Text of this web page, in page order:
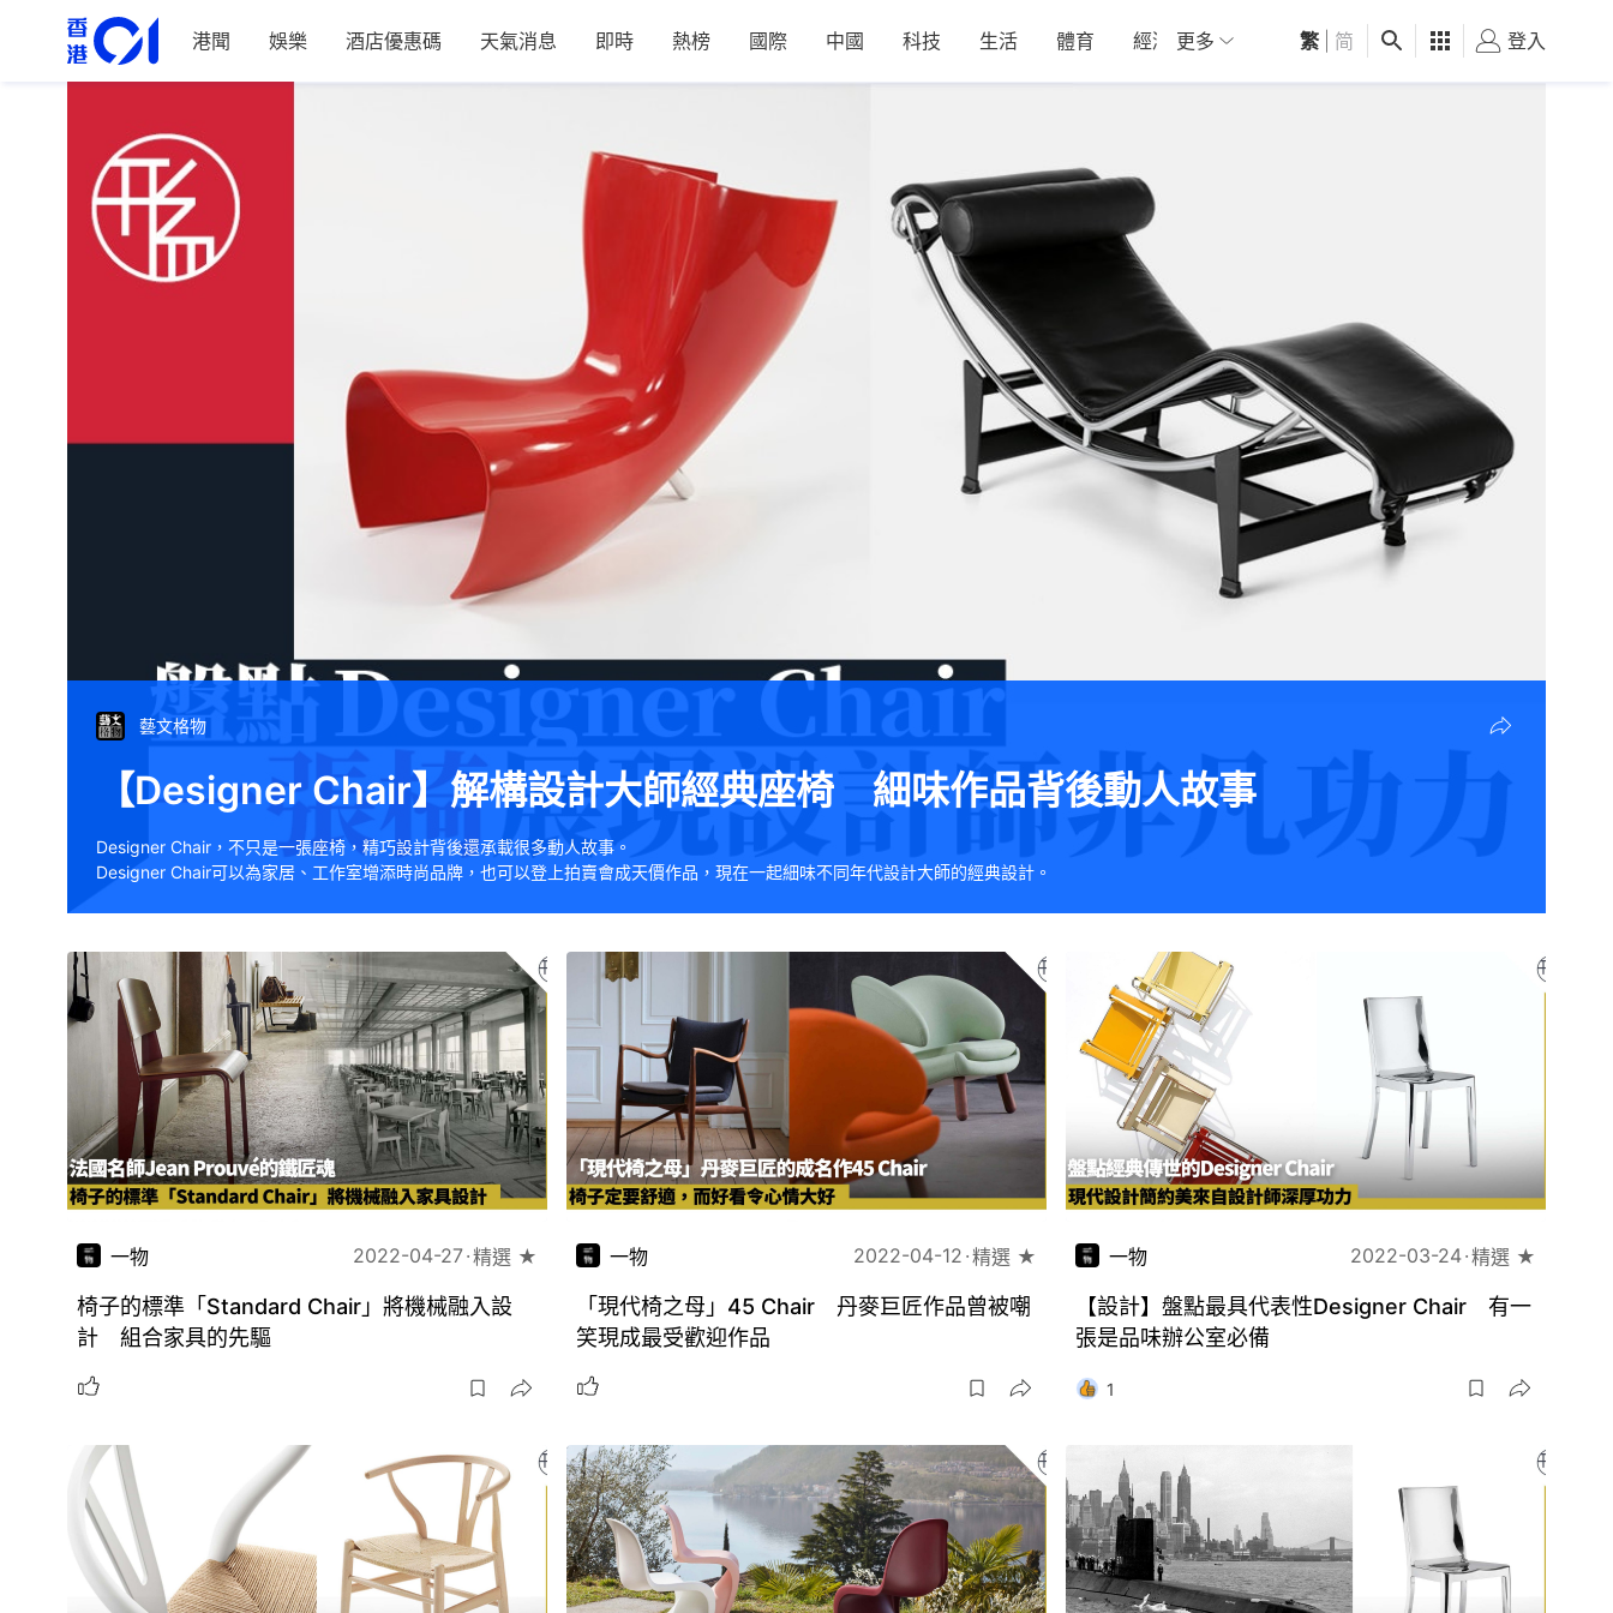
港聞 娛樂 酒店優惠碼 天氣消息 即時 熱榜 國際 中國 科技 生活 體育 經濟 01深圳 觀點 健康 好食玩飛
更多 繁 简 登入
藝文格物
【Designer Chair】解構設計大師經典座椅 細味作品背後動人故事
Designer Chair，不只是一張座椅，精巧設計背後還承載很多動人故事。
Designer Chair可以為家居、工作室增添時尚品牌，也可以登上拍賣會成天價作品，現在一起細味不同年代設計大師的經典設計。
一物 2022-04-27 精選 ★
椅子的標準「Standard Chair」將機械融入設
計 組合家具的先驅
一物 2022-04-12 精選 ★
「現代椅之母」45 Chair 丹麥巨匠作品曾被嘲
笑現成最受歡迎作品
一物 2022-03-24 精選 ★
【設計】盤點最具代表性Designer Chair 有一
張是品味辦公室必備
1